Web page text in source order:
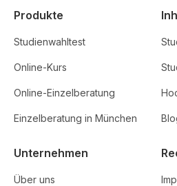
Franklinstraße 52
Produkte
Studienwahltest
Online-Kurs
Online-Einzelberatung
Einzelberatung in München
Unternehmen
Über uns